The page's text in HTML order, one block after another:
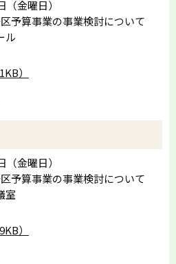
金曜日）
予算事業の事業検討について
ル
）
金曜日）
予算事業の事業検討について
室
）